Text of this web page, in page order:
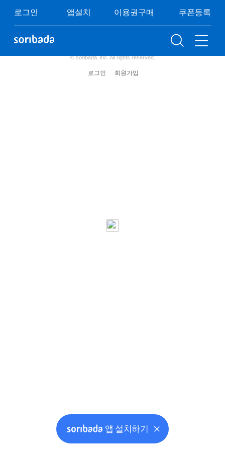
로그인 앱설치 이용권구매 쿠폰등록
쿠폰등록 이용권구매 이벤트
이용약관 개인정보처리방침 청소년보호정책
© soribada. lnc. All rights reserved.
로그인 회원가입
앱 설치하기